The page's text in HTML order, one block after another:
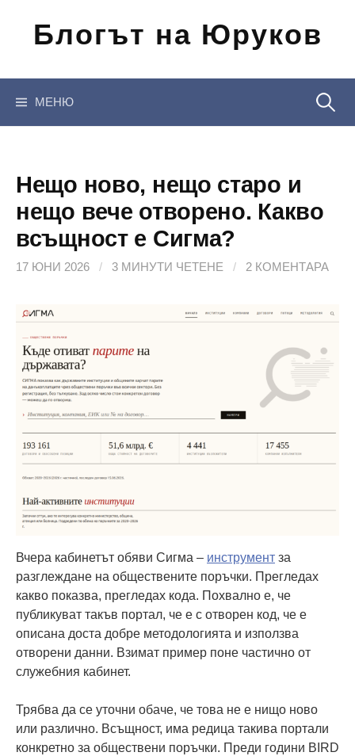
съдържанието
Блогът на Юруков
МЕНЮ
Нещо ново, нещо старо и
нещо вече отворено. Какво
всъщност е Сигма?
17 ЮНИ 2026 / 3 МИНУТИ ЧЕТЕНЕ / 2 КОМЕНТАРА
Вчера кабинетът обяви Сигма – инструмент за
разглеждане на обществените поръчки. Прегледах
какво показва, прегледах кода. Похвално е, че
публикуват такъв портал, че е с отворен код, че е
описана доста добре методологията и използва
отворени данни. Взимат пример поне частично от
служебния кабинет.
Трябва да се уточни обаче, че това не е нищо ново
или различно. Всъщност, има редица такива портали
конкретно за обществени поръчки. Преди години BIRD